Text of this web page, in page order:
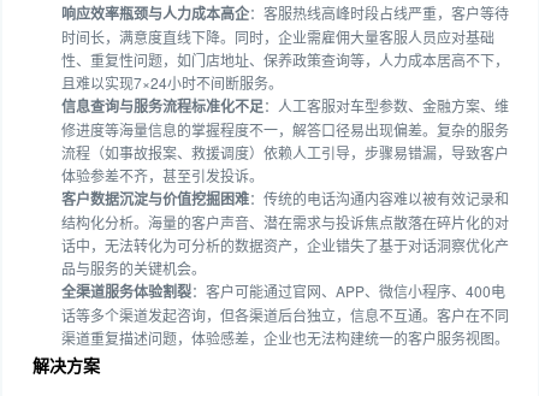
响应效率瓶颈与人力成本高企：客服热线高峰时段占线严重，客户等待
时间长，满意度直线下降。同时，企业需雇佣大量客服人员应对基础
性、重复性问题，如门店地址、保养政策查询等，人力成本居高不下，
且难以实现7×24小时不间断服务。
信息查询与服务流程标准化不足：人工客服对车型参数、金融方案、维
修进度等海量信息的掌握程度不一，解答口径易出现偏差。复杂的服务
流程（如事故报案、救援调度）依赖人工引导，步骤易错漏，导致客户
体验参差不齐，甚至引发投诉。
客户数据沉淀与价值挖掘困难：传统的电话沟通内容难以被有效记录和
结构化分析。海量的客户声音、潜在需求与投诉焦点散落在碎片化的对
话中，无法转化为可分析的数据资产，企业错失了基于对话洞察优化产
品与服务的关键机会。
全渠道服务体验割裂：客户可能通过官网、APP、微信小程序、400电
话等多个渠道发起咨询，但各渠道后台独立，信息不互通。客户在不同
渠道重复描述问题，体验感差，企业也无法构建统一的客户服务视图。
解决方案